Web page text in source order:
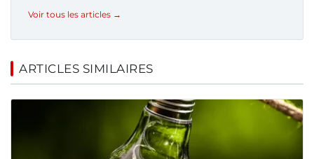
Voir tous les articles →
ARTICLES SIMILAIRES